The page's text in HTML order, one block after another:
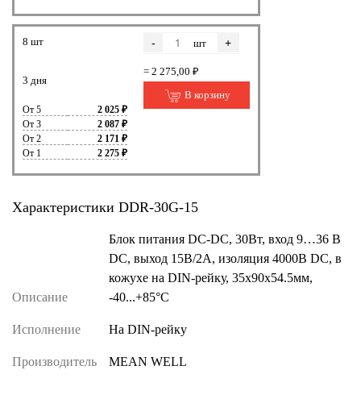
8 шт
3 дня
От 5
2 025 ₽
От 3
2 087 ₽
От 2
2 171 ₽
От 1
2 275 ₽
- шт +
= 2 275,00 ₽
В корзину
Характеристики DDR-30G-15
Описание
Блок питания DC-DC, 30Вт, вход 9…36 В
DC, выход 15В/2А, изоляция 4000В DC, в
кожухе на DIN-рейку, 35х90х54.5мм,
-40...+85°С
Исполнение На DIN-рейку
Производитель MEAN WELL